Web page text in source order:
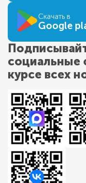
Скачать в
Google
социальные
курсе всех